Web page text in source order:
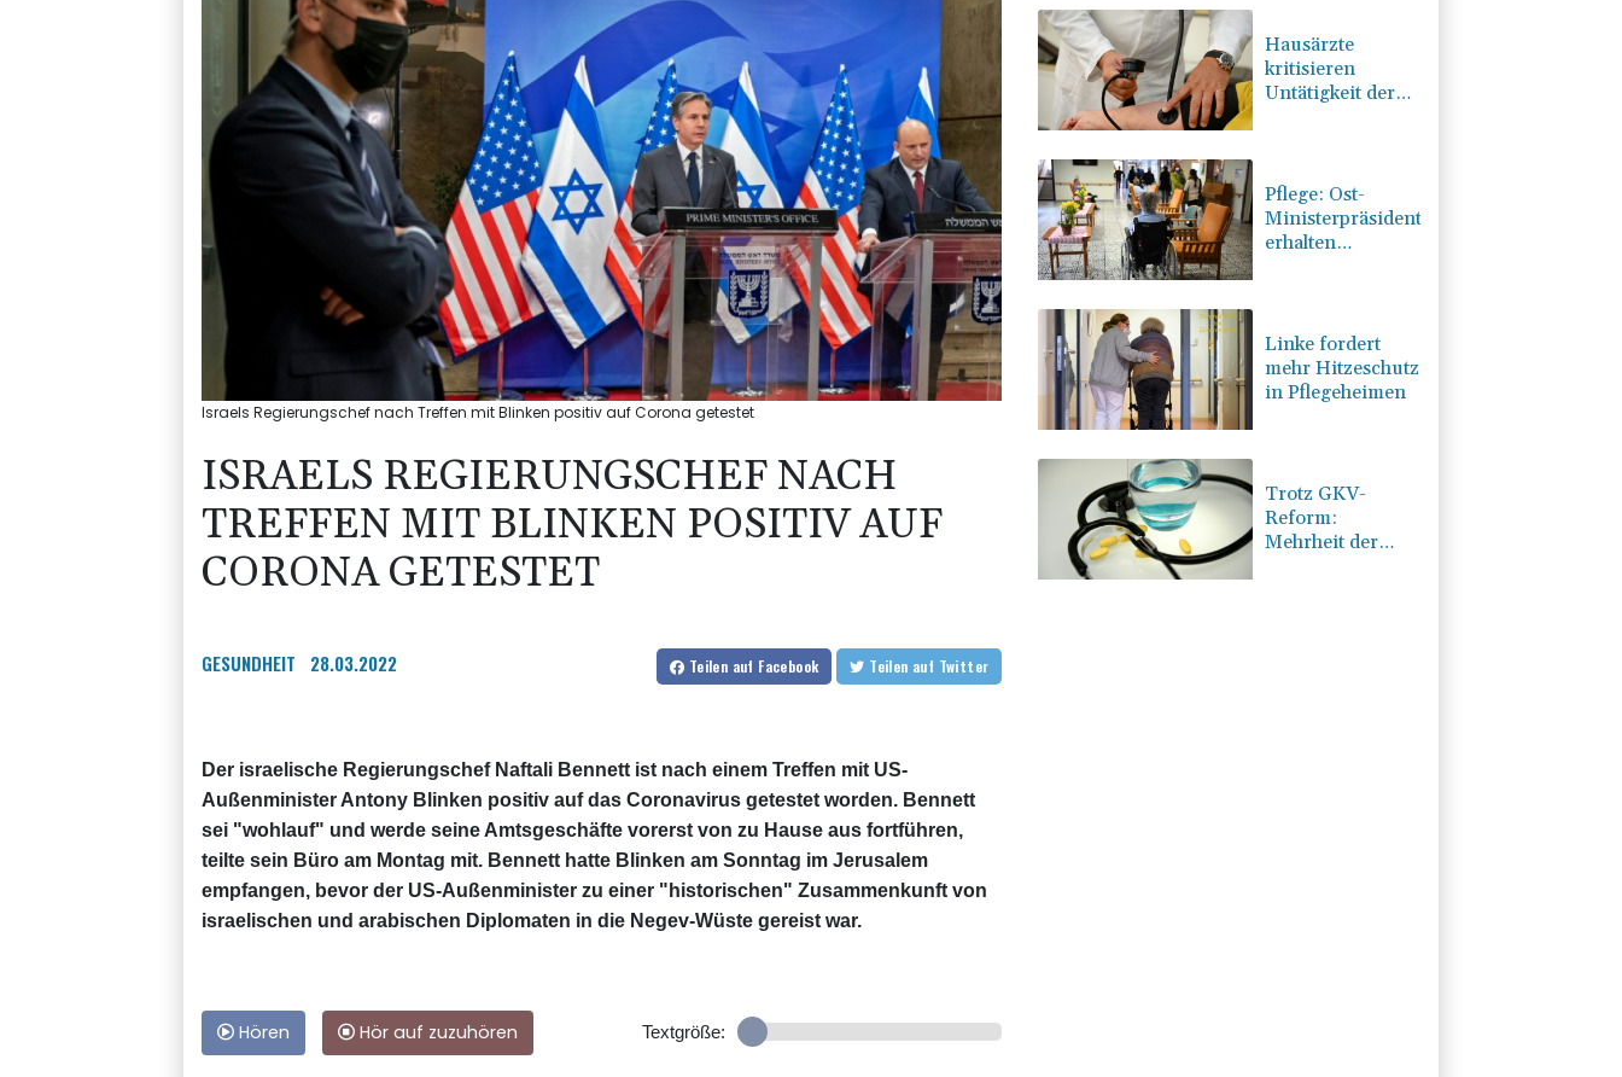
Israels Regierungschef nach Treffen mit Blinken positiv auf Corona getestet
ISRAELS REGIERUNGSCHEF NACH
TREFFEN MIT BLINKEN POSITIV AUF
CORONA GETESTET
GESUNDHEIT 28.03.2022 Teilen auf Facebook Teilen auf Twitter
Der israelische Regierungschef Naftali Bennett ist nach einem Treffen mit US-
Außenminister Antony Blinken positiv auf das Coronavirus getestet worden. Bennett
sei "wohlauf" und werde seine Amtsgeschäfte vorerst von zu Hause aus fortführen,
teilte sein Büro am Montag mit. Bennett hatte Blinken am Sonntag im Jerusalem
empfangen, bevor der US-Außenminister zu einer "historischen" Zusammenkunft von
israelischen und arabischen Diplomaten in die Negev-Wüste gereist war.
Hören Hör auf zuzuhören Textgröße:
Hausärzte
kritisieren
Untätigkeit der
Pflege: Ost-
Ministerpräsidenten
erhalten
Linke fordert
mehr Hitzeschutz
in Pflegeheimen
Trotz GKV-
Reform:
Mehrheit der